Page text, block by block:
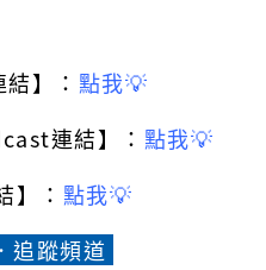
】： 點我💡
連結】： 點我💡
】： 點我💡
追蹤頻道